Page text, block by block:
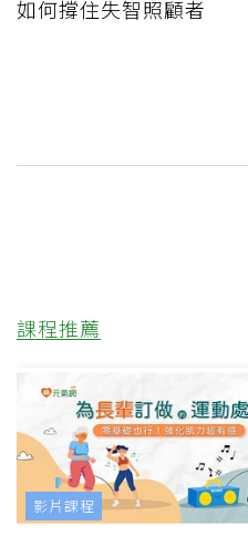
如何撐住失智照顧者
課程推薦
影片課程